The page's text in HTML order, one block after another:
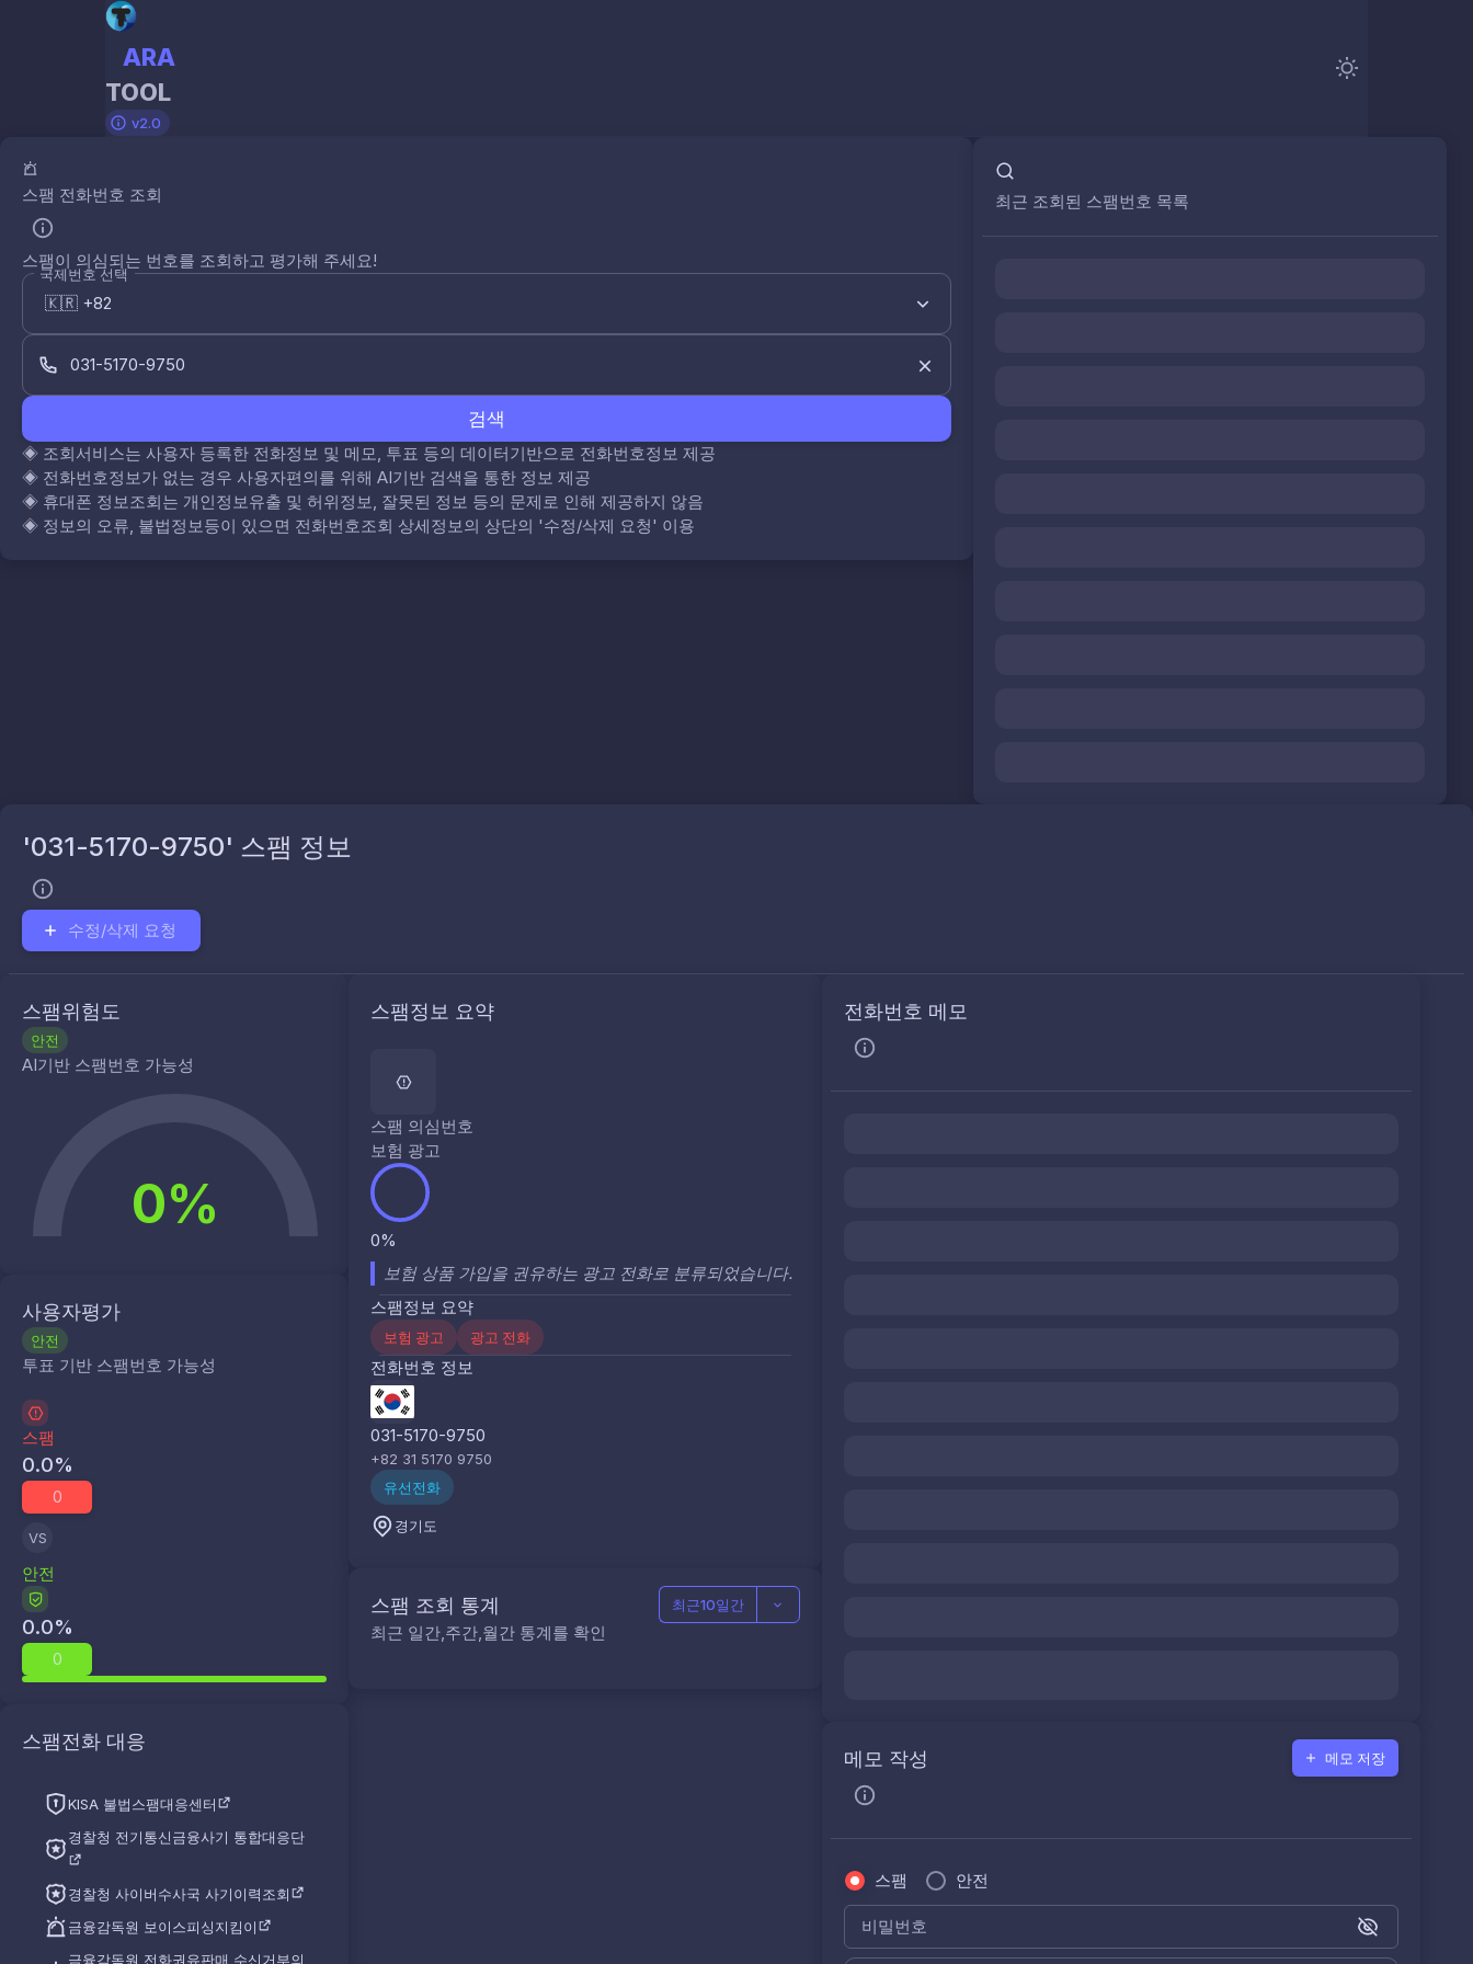
ARA
TOOL
v2.0
스팸 전화번호 조회
스팸이 의심되는 번호를 조회하고 평가해 주세요!
국제번호 선택
검색
◈ 조회서비스는 사용자 등록한 전화정보 및 메모, 투표 등의 데이터기반으로 전화번호정보 제공
◈ 전화번호정보가 없는 경우 사용자편의를 위해 AI기반 검색을 통한 정보 제공
◈ 휴대폰 정보조회는 개인정보유출 및 허위정보, 잘못된 정보 등의 문제로 인해 제공하지 않음
◈ 정보의 오류, 불법정보등이 있으면 전화번호조회 상세정보의 상단의 '수정/삭제 요청' 이용
최근 조회된 스팸번호 목록
'031-5170-9750' 스팸 정보
수정/삭제 요청
스팸위험도
안전
AI기반 스팸번호 가능성
0%
사용자평가
안전
투표 기반 스팸번호 가능성
스팸
0.0%
0
VS
안전
0.0%
0
스팸전화 대응
KISA 불법스팸대응센터
경찰청 전기통신금융사기 통합대응단
경찰청 사이버수사국 사기이력조회
금융감독원 보이스피싱지킴이
금융감독원 전화권유판매 수신거부의
스팸정보 요약
스팸 의심번호
보험 광고
0%
보험 상품 가입을 권유하는 광고 전화로 분류되었습니다.
스팸정보 요약
보험 광고 광고 전화
전화번호 정보
031-5170-9750
+82 31 5170 9750
유선전화
경기도
스팸 조회 통계
최근 일간,주간,월간 통계를 확인
최근10일간
전화번호 메모
메모 작성 메모 저장
스팸 안전
비밀번호